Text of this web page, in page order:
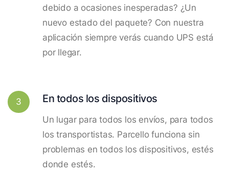
debido a ocasiones inesperadas? ¿Un
nuevo estado del paquete? Con nuestra
aplicación siempre verás cuando UPS está
por llegar.
3 En todos los dispositivos
Un lugar para todos los envíos, para todos
los transportistas. Parcello funciona sin
problemas en todos los dispositivos, estés
donde estés.